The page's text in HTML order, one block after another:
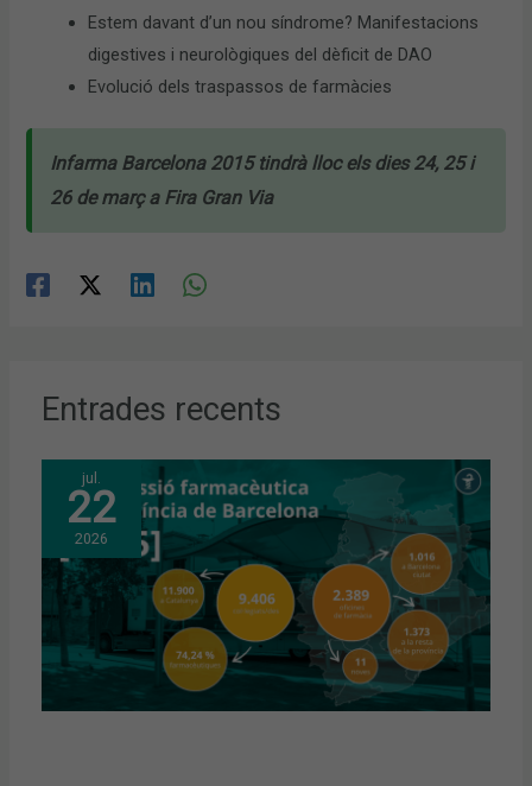
Estem davant d’un nou síndrome? Manifestacions
digestives i neurològiques del dèficit de DAO
Evolució dels traspassos de farmàcies
Infarma Barcelona 2015 tindrà lloc els dies 24, 25 i
26 de març a Fira Gran Via
Entrades recents
jul.
22
2026